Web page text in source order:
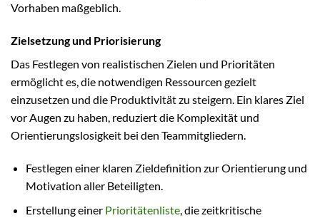
Vorhaben maßgeblich.
Zielsetzung und Priorisierung
Das Festlegen von realistischen Zielen und Prioritäten
ermöglicht es, die notwendigen Ressourcen gezielt
einzusetzen und die Produktivität zu steigern. Ein klares Ziel
vor Augen zu haben, reduziert die Komplexität und
Orientierungslosigkeit bei den Teammitgliedern.
Festlegen einer klaren Zieldefinition zur Orientierung und
Motivation aller Beteiligten.
Erstellung einer Prioritätenliste, die zeitkritische